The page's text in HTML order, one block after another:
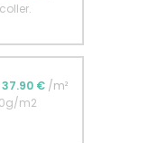
37.90 € /m²
m2